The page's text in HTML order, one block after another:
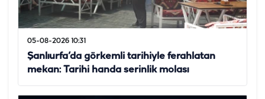
05-08-2026 10:31
Şanlıurfa’da görkemli tarihiyle ferahlatan
mekan: Tarihi handa serinlik molası